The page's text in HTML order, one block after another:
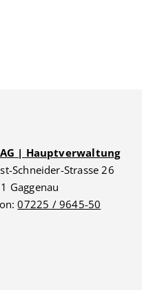
| Hauptverwaltung
Schneider-Strasse 26
Gaggenau
07225 / 9645-50